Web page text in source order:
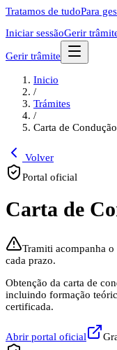
Tratamos de tudoPara
Iniciar sessãoGerir
Gerir trâmite
Inicio
/
Trámites
/
Carta de
Volver
Portal oficial
Carta de
Tramiti acompanha
cada prazo.
Obtenção da carta de
incluindo formação
certificada.
Abrir portal oficial